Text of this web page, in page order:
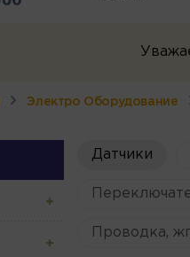
Электро Оборудование
Датчики
Проводка,